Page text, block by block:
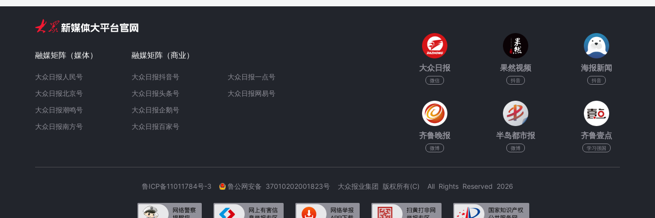
融媒矩阵（媒体）
大众日报人民号
大众日报北京号
大众日报潮鸣号
大众日报南方号
融媒矩阵（商业）
大众日报抖音号
大众日报头条号
大众日报企鹅号
大众日报百家号
大众日报一点号
大众日报网易号
大众日报
微信
果然视频
抖音
海报新闻
抖音
齐鲁晚报
微博
半岛都市报
微博
齐鲁壹点
学习强国
鲁ICP备11011784号-3 鲁公网安备 37010202001823号 大众报业集团 版权所有(C) All Rights Reserved 2026